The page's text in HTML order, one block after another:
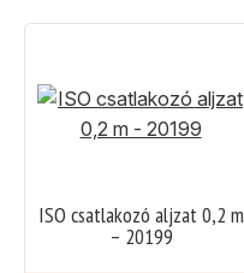
ISO csatlakozó aljzat 0,2 m
– 20199